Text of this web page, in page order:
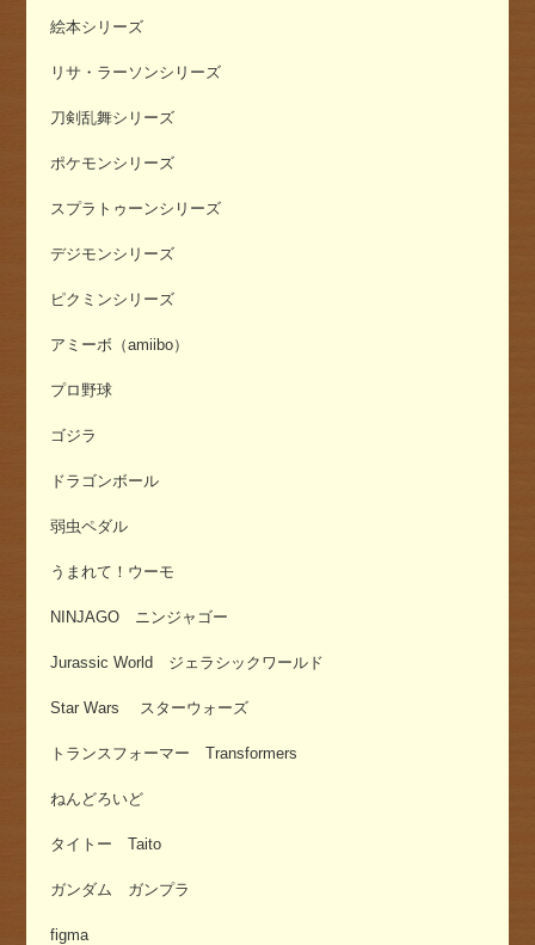
絵本シリーズ
リサ・ラーソンシリーズ
刀剣乱舞シリーズ
ポケモンシリーズ
スプラトゥーンシリーズ
デジモンシリーズ
ピクミンシリーズ
アミーボ（amiibo）
プロ野球
ゴジラ
ドラゴンボール
弱虫ペダル
うまれて！ウーモ
NINJAGO ニンジャゴー
Jurassic World ジェラシックワールド
Star Wars スターウォーズ
トランスフォーマー Transformers
ねんどろいど
タイトー Taito
ガンダム ガンプラ
figma